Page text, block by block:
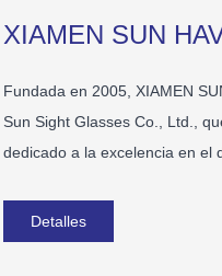
XIAMEN SUN
Fundada en 2005, XIAMEN
Sun Sight Glasses Co., Ltd.,
dedicado a la excelencia en el
para aficionados al deporte
encontrar todas las gafas
Detalles